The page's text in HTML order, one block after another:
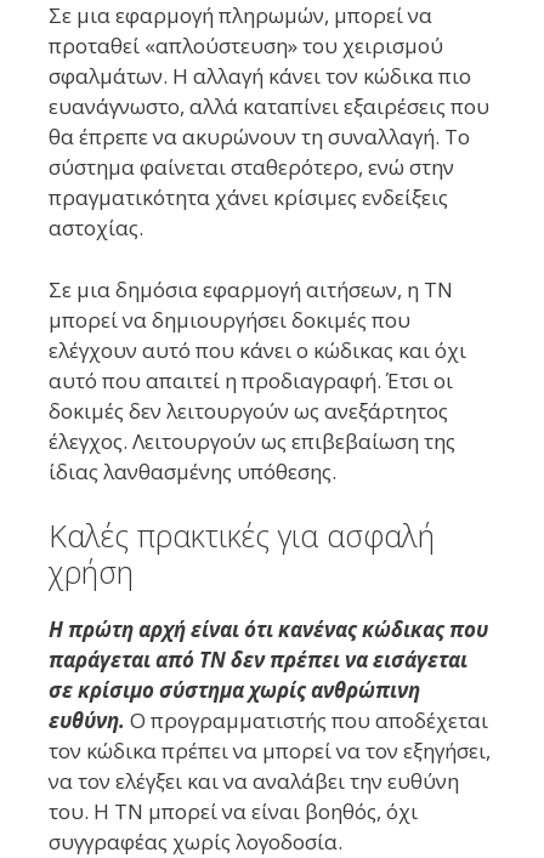
Σε μια εφαρμογή πληρωμών, μπορεί να
προταθεί «απλούστευση» του χειρισμού
σφαλμάτων. Η αλλαγή κάνει τον κώδικα πιο
ευανάγνωστο, αλλά καταπίνει εξαιρέσεις που
θα έπρεπε να ακυρώνουν τη συναλλαγή. Το
σύστημα φαίνεται σταθερότερο, ενώ στην
πραγματικότητα χάνει κρίσιμες ενδείξεις
αστοχίας.
Σε μια δημόσια εφαρμογή αιτήσεων, η ΤΝ
μπορεί να δημιουργήσει δοκιμές που
ελέγχουν αυτό που κάνει ο κώδικας και όχι
αυτό που απαιτεί η προδιαγραφή. Έτσι οι
δοκιμές δεν λειτουργούν ως ανεξάρτητος
έλεγχος. Λειτουργούν ως επιβεβαίωση της
ίδιας λανθασμένης υπόθεσης.
Καλές πρακτικές για ασφαλή
χρήση
Η πρώτη αρχή είναι ότι κανένας κώδικας που
παράγεται από ΤΝ δεν πρέπει να εισάγεται
σε κρίσιμο σύστημα χωρίς ανθρώπινη
ευθύνη. Ο προγραμματιστής που αποδέχεται
τον κώδικα πρέπει να μπορεί να τον εξηγήσει,
να τον ελέγξει και να αναλάβει την ευθύνη
του. Η ΤΝ μπορεί να είναι βοηθός, όχι
συγγραφέας χωρίς λογοδοσία.